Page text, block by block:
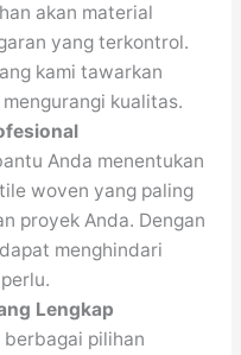
akan material
yang terkontrol.
kami tawarkan
kualitas.
Anda menentukan
woven yang paling
proyek Anda. Dengan
menghindari
Lengkap
berbagai pilihan